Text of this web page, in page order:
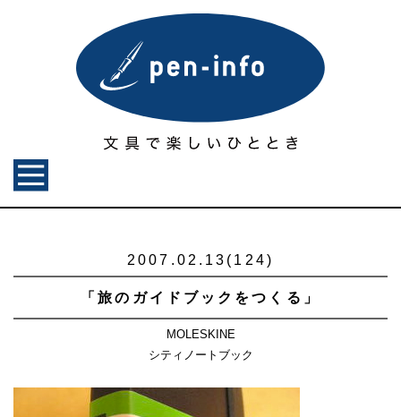
2007.02.13(124)
「旅のガイドブックをつくる」
MOLESKINE
シティノートブック